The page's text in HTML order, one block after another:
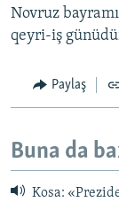
Novruz
qeyri-iş
Paylaş
Buna da
Kosa: